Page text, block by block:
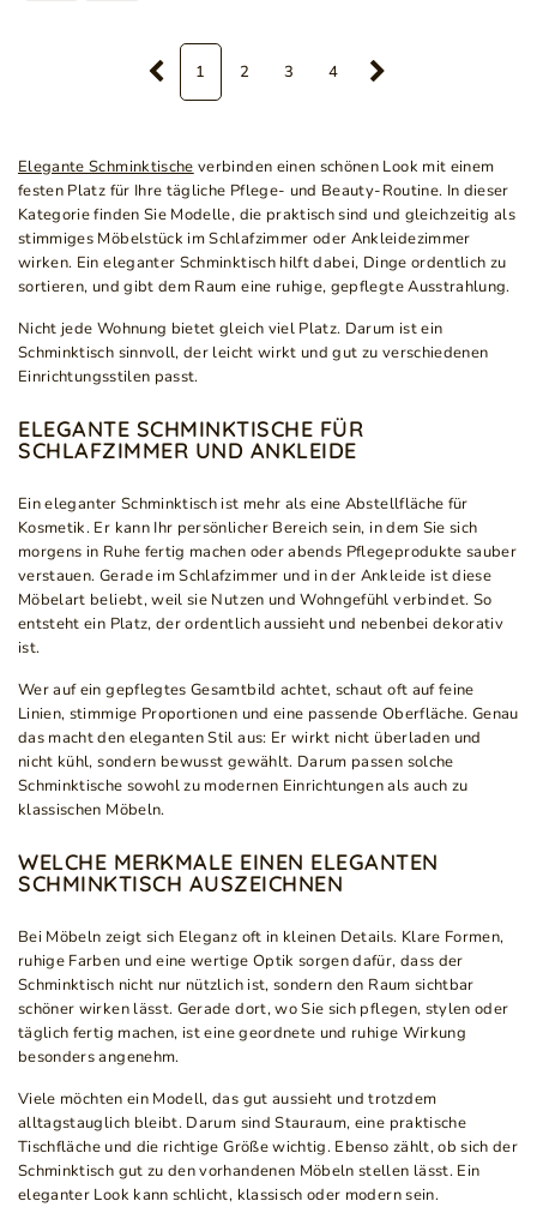
1 2 3 4
Elegante Schminktische verbinden einen schönen Look mit einem
festen Platz für Ihre tägliche Pflege- und Beauty-Routine. In dieser
Kategorie finden Sie Modelle, die praktisch sind und gleichzeitig als
stimmiges Möbelstück im Schlafzimmer oder Ankleidezimmer
wirken. Ein eleganter Schminktisch hilft dabei, Dinge ordentlich zu
sortieren, und gibt dem Raum eine ruhige, gepflegte Ausstrahlung.
Nicht jede Wohnung bietet gleich viel Platz. Darum ist ein
Schminktisch sinnvoll, der leicht wirkt und gut zu verschiedenen
Einrichtungsstilen passt.
ELEGANTE SCHMINKTISCHE FÜR
SCHLAFZIMMER UND ANKLEIDE
Ein eleganter Schminktisch ist mehr als eine Abstellfläche für
Kosmetik. Er kann Ihr persönlicher Bereich sein, in dem Sie sich
morgens in Ruhe fertig machen oder abends Pflegeprodukte sauber
verstauen. Gerade im Schlafzimmer und in der Ankleide ist diese
Möbelart beliebt, weil sie Nutzen und Wohngefühl verbindet. So
entsteht ein Platz, der ordentlich aussieht und nebenbei dekorativ
ist.
Wer auf ein gepflegtes Gesamtbild achtet, schaut oft auf feine
Linien, stimmige Proportionen und eine passende Oberfläche. Genau
das macht den eleganten Stil aus: Er wirkt nicht überladen und
nicht kühl, sondern bewusst gewählt. Darum passen solche
Schminktische sowohl zu modernen Einrichtungen als auch zu
klassischen Möbeln.
WELCHE MERKMALE EINEN ELEGANTEN
SCHMINKTISCH AUSZEICHNEN
Bei Möbeln zeigt sich Eleganz oft in kleinen Details. Klare Formen,
ruhige Farben und eine wertige Optik sorgen dafür, dass der
Schminktisch nicht nur nützlich ist, sondern den Raum sichtbar
schöner wirken lässt. Gerade dort, wo Sie sich pflegen, stylen oder
täglich fertig machen, ist eine geordnete und ruhige Wirkung
besonders angenehm.
Viele möchten ein Modell, das gut aussieht und trotzdem
alltagstauglich bleibt. Darum sind Stauraum, eine praktische
Tischfläche und die richtige Größe wichtig. Ebenso zählt, ob sich der
Schminktisch gut zu den vorhandenen Möbeln stellen lässt. Ein
eleganter Look kann schlicht, klassisch oder modern sein.